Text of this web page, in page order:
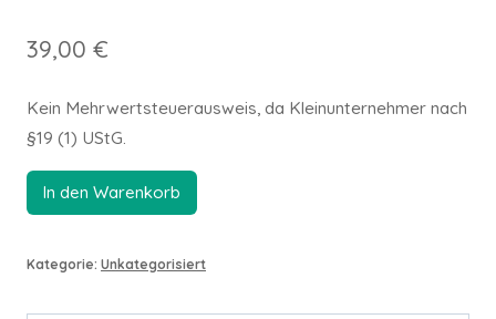
39,00 €
Kein Mehrwertsteuerausweis, da Kleinunternehmer nach
§19 (1) UStG.
In den Warenkorb
Kategorie: Unkategorisiert